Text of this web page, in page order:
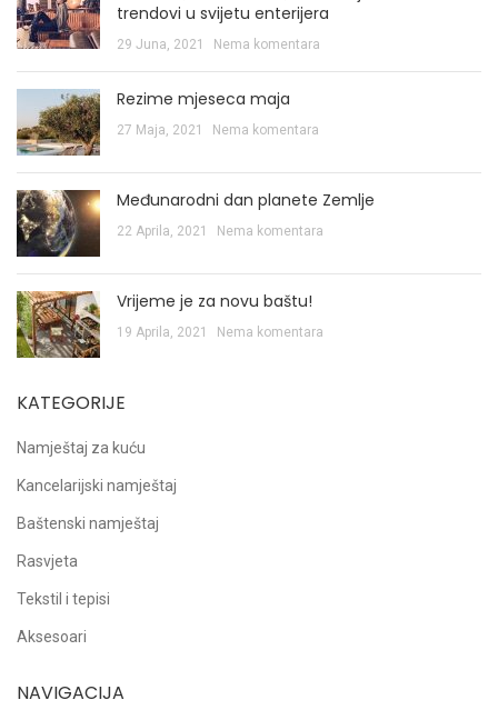
trendovi u svijetu enterijera
29 Juna, 2021 Nema komentara
Rezime mjeseca maja
27 Maja, 2021 Nema komentara
Međunarodni dan planete Zemlje
22 Aprila, 2021 Nema komentara
Vrijeme je za novu baštu!
19 Aprila, 2021 Nema komentara
KATEGORIJE
Namještaj za kuću
Kancelarijski namještaj
Baštenski namještaj
Rasvjeta
Tekstil i tepisi
Aksesoari
NAVIGACIJA